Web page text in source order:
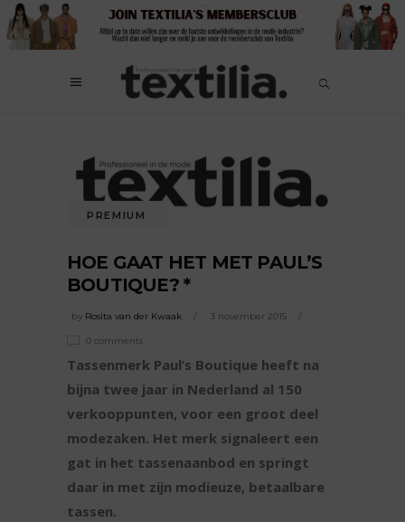
PREMIUM
HOE GAAT HET MET PAUL’S
BOUTIQUE? *
by Rosita van der Kwaak 3 november 2015
0 comments
Tassenmerk Paul’s Boutique heeft na
bijna twee jaar in Nederland al 150
verkooppunten, voor een groot deel
modezaken. Het merk signaleert een
gat in het tassenaanbod en springt
daar in met zijn modieuze, betaalbare
tassen.